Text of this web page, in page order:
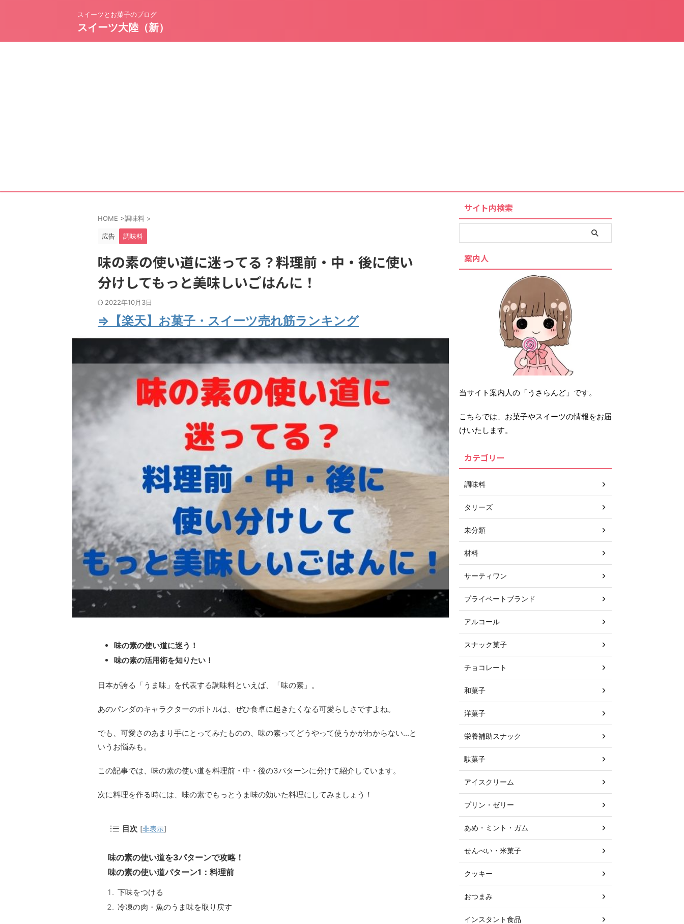
スイーツとお菓子のブログ
スイーツ大陸（新）
HOME >調味料 >
広告 調味料
味の素の使い道に迷ってる？料理前・中・後に使い
分けしてもっと美味しいごはんに！
2022年10月3日
⇒【楽天】お菓子・スイーツ売れ筋ランキング
味の素の使い道に迷う！
味の素の活用術を知りたい！
日本が誇る「うま味」を代表する調味料といえば、「味の素 」。
あのパンダのキャラクターのボトルは、ぜひ食卓に起きたくなる可愛らしさですよね。
でも、可愛さのあまり手にとってみたものの、味の素ってどうやって使うかがわからない...と
いうお悩みも。
この記事では、味の素の使い道を料理前・中・後の3パターンに分けて紹介しています。
次に料理を作る時には、味の素でもっとうま味の効いた料理にしてみましょう！
目次 [非表示]
味の素の使い道を3パターンで攻略！
味の素の使い道パターン1：料理前
下味をつける
冷凍の肉・魚のうま味を取り戻す
サイト内検索
案内人
当サイト案内人の「うさらんど」です。
こちらでは、お菓子やスイーツの情報をお届
けいたします。
カテゴリー
調味料
タリーズ
未分類
材料
サーティワン
プライベートブランド
アルコール
スナック菓子
チョコレート
和菓子
洋菓子
栄養補助スナック
駄菓子
アイスクリーム
プリン・ゼリー
あめ・ミント・ガム
せんべい・米菓子
クッキー
おつまみ
インスタント食品